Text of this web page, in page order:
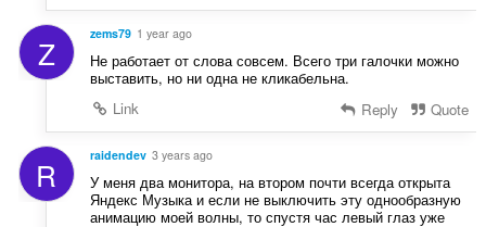
Z zems79 1 year ago
Не работает от слова совсем. Всего три галочки можно
выставить, но ни одна не кликабельна.
Link
Reply Quote
R raidendev 3 years ago
У меня два монитора, на втором почти всегда открыта
Яндекс Музыка и если не выключить эту однообразную
анимацию моей волны, то спустя час левый глаз уже